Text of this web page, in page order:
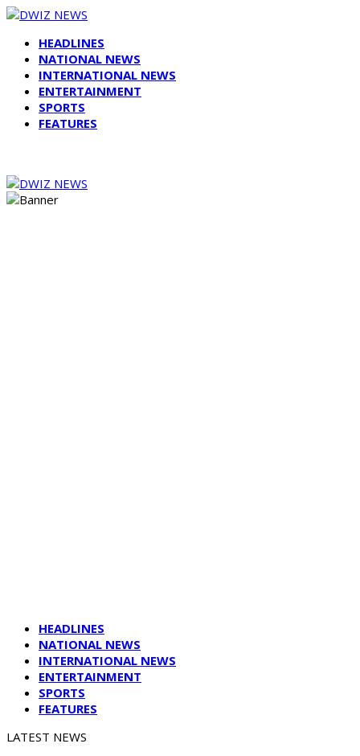
HEADLINES
NATIONAL NEWS
INTERNATIONAL NEWS
ENTERTAINMENT
SPORTS
FEATURES
HEADLINES
NATIONAL NEWS
INTERNATIONAL NEWS
ENTERTAINMENT
SPORTS
FEATURES
LATEST NEWS